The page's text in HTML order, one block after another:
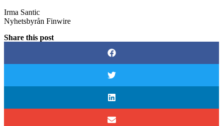
Irma Santic
Nyhetsbyrån Finwire
Share this post